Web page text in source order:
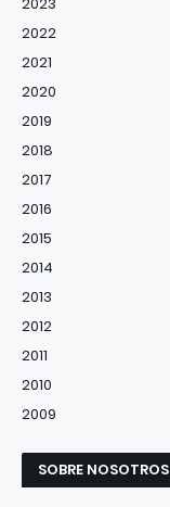
2022
2021
2020
2019
2018
2017
2016
2015
2014
2013
2012
2011
2010
2009
SOBRE NOSOTROS